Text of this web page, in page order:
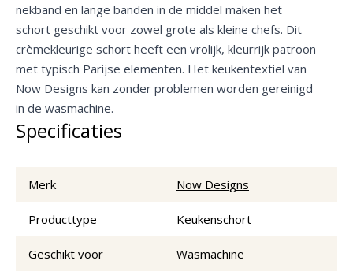
nekband en lange banden in de middel maken het
schort geschikt voor zowel grote als kleine chefs. Dit
crèmekleurige schort heeft een vrolijk, kleurrijk patroon
met typisch Parijse elementen. Het keukentextiel van
Now Designs kan zonder problemen worden gereinigd
in de wasmachine.
Specificaties
Merk Now Designs
Producttype Keukenschort
Geschikt voor Wasmachine